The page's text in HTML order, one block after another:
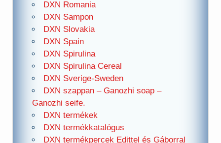
DXN Romania
DXN Sampon
DXN Slovakia
DXN Spain
DXN Spirulina
DXN Spirulina Cereal
DXN Sverige-Sweden
DXN szappan – Ganozhi soap –
Ganozhi seife.
DXN termékek
DXN termékkatalógus
DXN termékpercek Edittel és Gáborral